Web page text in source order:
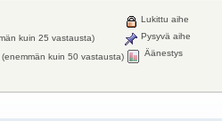
kuin 25 vastausta)
kuin 50 vastausta)
Lukittu aihe
Pysyvä aihe
Äänestys